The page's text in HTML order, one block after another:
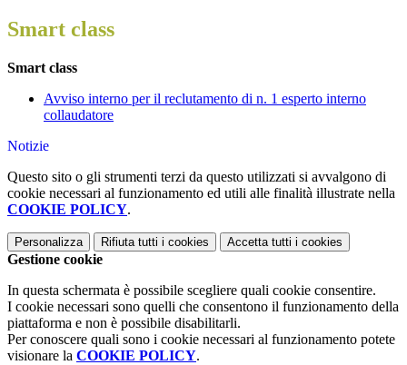
Smart class
Smart class
Avviso interno per il reclutamento di n. 1 esperto interno
collaudatore
Notizie
Questo sito o gli strumenti terzi da questo utilizzati si avvalgono di
cookie necessari al funzionamento ed utili alle finalità illustrate nella
COOKIE POLICY.
Personalizza Rifiuta tutti i cookies Accetta tutti i cookies
Gestione cookie
In questa schermata è possibile scegliere quali cookie consentire.
I cookie necessari sono quelli che consentono il funzionamento della
piattaforma e non è possibile disabilitarli.
Per conoscere quali sono i cookie necessari al funzionamento potete
visionare la COOKIE POLICY.